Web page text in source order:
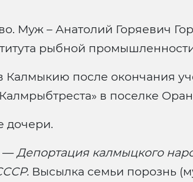
Муж – Анатолий Горяевич
рыбной
после окончания
в поселке
дочери.
—Депортация калмыцкого
Высылка семьи порознь